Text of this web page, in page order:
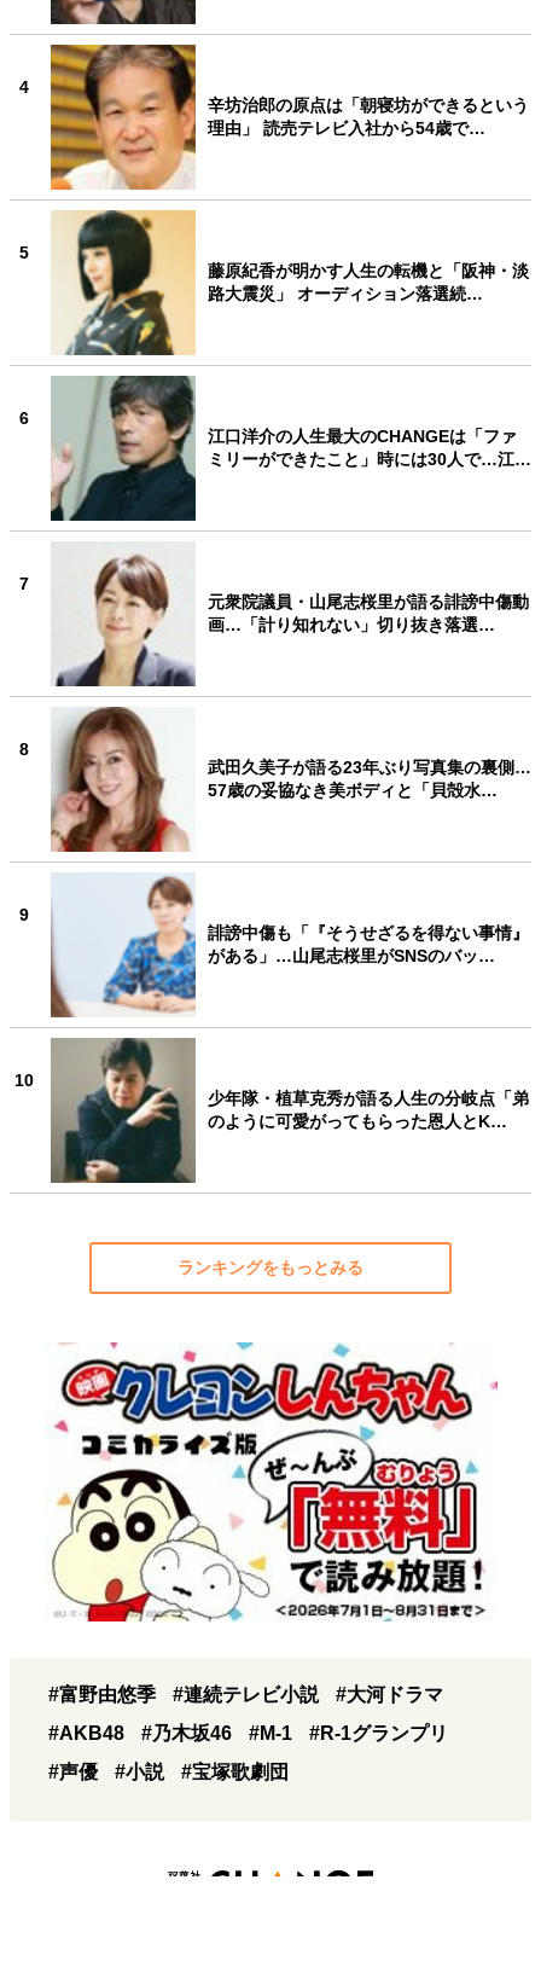
4
辛坊治郎の原点は「朝寝坊ができるという
理由」 読売テレビ入社から54歳で…
5
藤原紀香が明かす人生の転機と「阪神・淡
路大震災」 オーディション落選続…
6
江口洋介の人生最大のCHANGEは「ファ
ミリーができたこと」時には30人で…江…
7
元衆院議員・山尾志桜里が語る誹謗中傷動
画…「計り知れない」切り抜き落選…
8
武田久美子が語る23年ぶり写真集の裏側…
57歳の妥協なき美ボディと「貝殻水…
9
誹謗中傷も「『そうせざるを得ない事情』
がある」…山尾志桜里がSNSのバッ…
10
少年隊・植草克秀が語る人生の分岐点「弟
のように可愛がってもらった恩人とK…
ランキングをもっとみる
#富野由悠季 #連続テレビ小説
#大河ドラマ
#AKB48
#乃木坂46 #M-1
#R-1グランプリ
#声優
#小説 #宝塚歌劇団